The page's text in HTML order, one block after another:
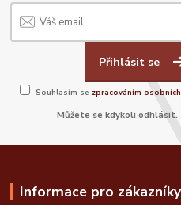
Přihlásit se
Souhlasím se zpracováním
Můžete se kdykoli odhlásit.
Informace pro zákazníky